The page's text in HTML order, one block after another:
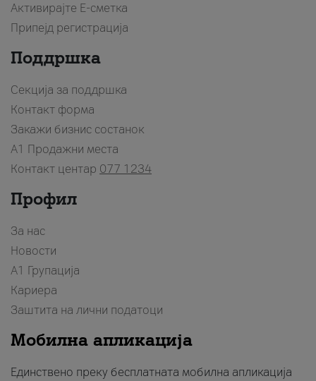
Активирајте Е-сметка
Припејд регистрација
Поддршка
Секција за поддршка
Контакт форма
Закажи бизнис состанок
A1 Продажни места
Контакт центар 077 1234
Профил
За нас
Новости
А1 Групација
Кариера
Заштита на лични податоци
Мобилна апликација
Единствено преку бесплатната мобилна апликација